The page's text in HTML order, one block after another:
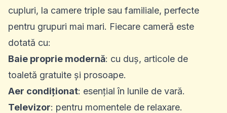
cupluri, la camere triple sau familiale, perfecte
pentru grupuri mai mari. Fiecare cameră este
dotată cu:
Baie proprie modernă: cu duș, articole de
toaletă gratuite și prosoape.
Aer condiționat: esențial în lunile de vară.
Televizor: pentru momentele de relaxare.